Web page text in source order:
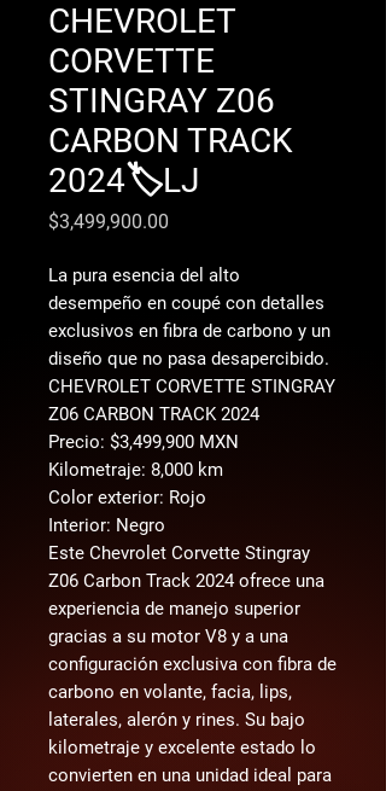
CHEVROLET
CORVETTE
STINGRAY Z06
CARBON TRACK
2024🏷️LJ
$3,499,900.00
La pura esencia del alto
desempeño en coupé con detalles
exclusivos en fibra de carbono y un
diseño que no pasa desapercibido.
CHEVROLET CORVETTE STINGRAY
Z06 CARBON TRACK 2024
Precio: $3,499,900 MXN
Kilometraje: 8,000 km
Color exterior: Rojo
Interior: Negro
Este Chevrolet Corvette Stingray
Z06 Carbon Track 2024 ofrece una
experiencia de manejo superior
gracias a su motor V8 y a una
configuración exclusiva con fibra de
carbono en volante, facia, lips,
laterales, alerón y rines. Su bajo
kilometraje y excelente estado lo
convierten en una unidad ideal para